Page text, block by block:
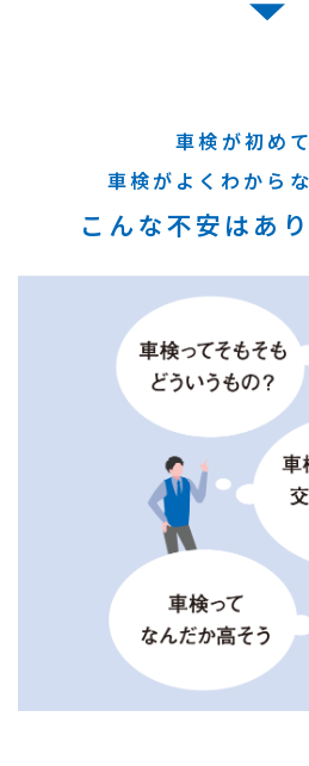
車検が初め
車検がよくわから
こんな不安はあ